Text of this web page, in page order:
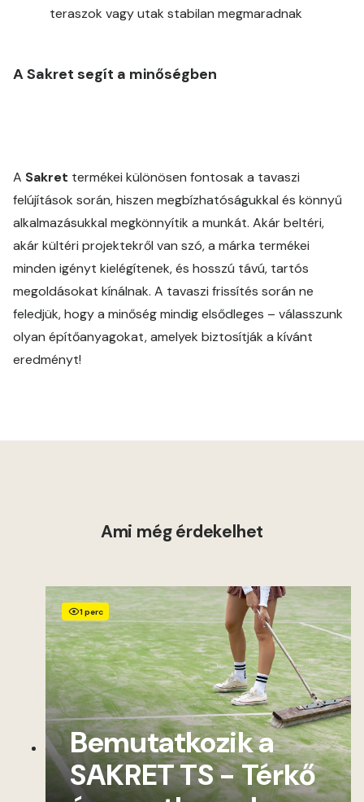
teraszok vagy utak stabilan megmaradnak
A Sakret segít a minőségben
A Sakret termékei különösen fontosak a tavaszi
felújítások során, hiszen megbízhatóságukkal és könnyű
alkalmazásukkal megkönnyítik a munkát. Akár beltéri,
akár kültéri projektekről van szó, a márka termékei
minden igényt kielégítenek, és hosszú távú, tartós
megoldásokat kínálnak. A tavaszi frissítés során ne
feledjük, hogy a minőség mindig elsődleges – válasszunk
olyan építőanyagokat, amelyek biztosítják a kívánt
eredményt!
Ami még érdekelhet
1 perc
Bemutatkozik a
SAKRET TS - Térkő